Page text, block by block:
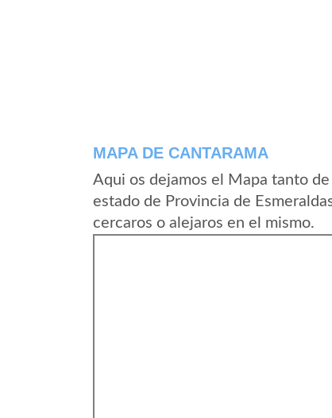
MAPA DE CANTARAMA
Aqui os dejamos el Mapa tanto
estado de Provincia de
cercaros o alejaros en el mismo.